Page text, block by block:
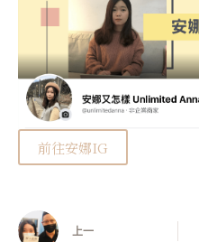
前往安娜IG
上一